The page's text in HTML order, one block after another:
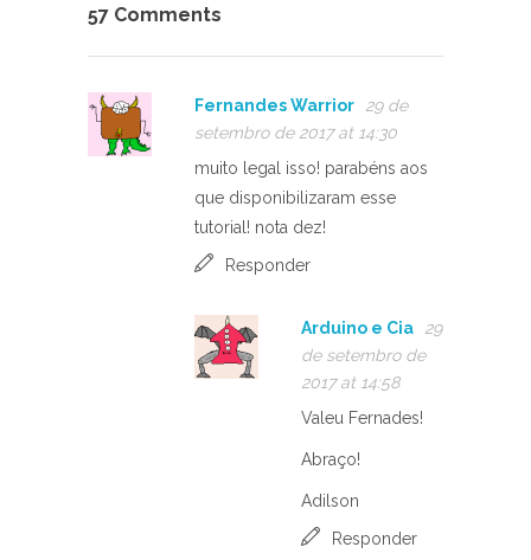
57 Comments
Fernandes Warrior
29 de
setembro de 2017 at 14:30
muito legal isso! parabéns aos
que disponibilizaram esse
tutorial! nota dez!
Responder
Arduino e Cia
29
de setembro de
2017 at 14:58
Valeu Fernades!
Abraço!
Adilson
Responder